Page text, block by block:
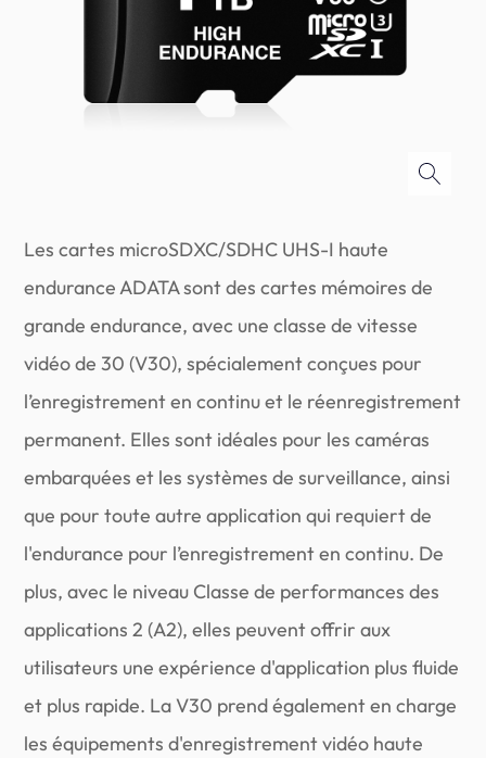
Les cartes microSDXC/SDHC UHS-I haute
endurance ADATA sont des cartes mémoires de
grande endurance, avec une classe de vitesse
vidéo de 30 (V30), spécialement conçues pour
l’enregistrement en continu et le réenregistrement
permanent. Elles sont idéales pour les caméras
embarquées et les systèmes de surveillance, ainsi
que pour toute autre application qui requiert de
l'endurance pour l’enregistrement en continu. De
plus, avec le niveau Classe de performances des
applications 2 (A2), elles peuvent offrir aux
utilisateurs une expérience d'application plus fluide
et plus rapide. La V30 prend également en charge
les équipements d'enregistrement vidéo haute